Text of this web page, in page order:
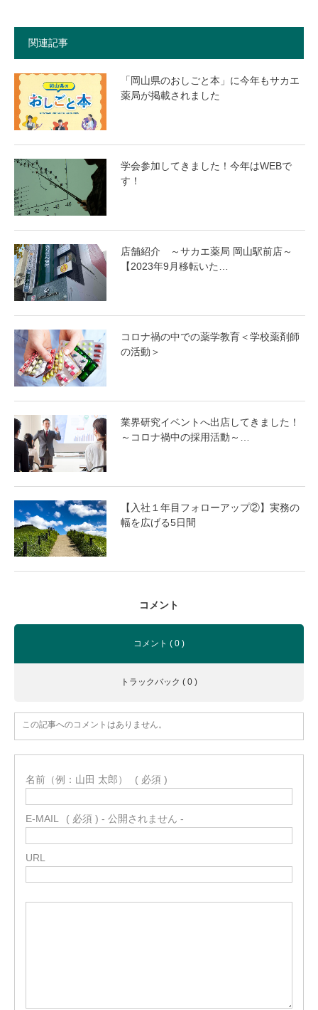
関連記事
「岡山県のおしごと本」に今年もサカエ
薬局が掲載されました
学会参加してきました！今年はWEBで
す！
店舗紹介 ～サカエ薬局 岡山駅前店～
【2023年9月移転いた…
コロナ禍の中での薬学教育＜学校薬剤師
の活動＞
業界研究イベントへ出店してきました！
～コロナ禍中の採用活動～…
【入社１年目フォローアップ②】実務の
幅を広げる5日間
コメント
コメント ( 0 )
トラックバック ( 0 )
この記事へのコメントはありません。
名前（例：山田 太郎） ( 必須 )
E-MAIL ( 必須 ) - 公開されません -
URL